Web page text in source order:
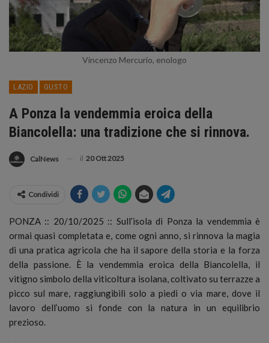
Vincenzo Mercurio, enologo
LAZIO GUSTO
A Ponza la vendemmia eroica della
Biancolella: una tradizione che si rinnova.
CalNews il 20 Ott 2025
Condividi
PONZA :: 20/10/2025 :: Sull’isola di Ponza la vendemmia è
ormai quasi completata e, come ogni anno, si rinnova la magia
di una pratica agricola che ha il sapore della storia e la forza
della passione.È la vendemmia eroica della Biancolella, il
vitigno simbolo della viticoltura isolana, coltivato su terrazze a
picco sul mare, raggiungibili solo a piedi o via mare, dove il
lavoro dell’uomo si fonde con la natura in un equilibrio
prezioso.